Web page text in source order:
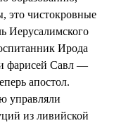
это чистокровные
Иерусалимского
Ирода
фарисей Савл —
апостол.
управляли
из ливийской